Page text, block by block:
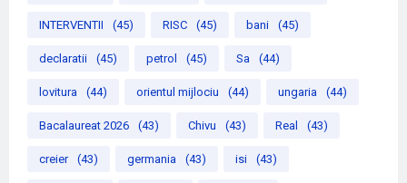
INTERVENTII (45) RISC (45) bani (45)
declaratii (45) petrol (45) Sa (44)
lovitura (44) orientul mijlociu (44) ungaria (44)
Bacalaureat 2026 (43) Chivu (43) Real (43)
creier (43) germania (43) isi (43)